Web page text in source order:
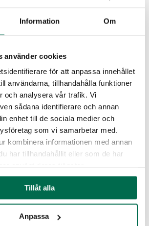
Information Om
använder cookies
för att anpassa innehållet
användarna, tillhandahålla funktioner
och analysera vår trafik. Vi
sådana identifierare och annan
enhet till de sociala medier och
som vi samarbetar med.
kombinera informationen med annan
har tillhandahållit eller som de har
Tillåt alla
Anpassa